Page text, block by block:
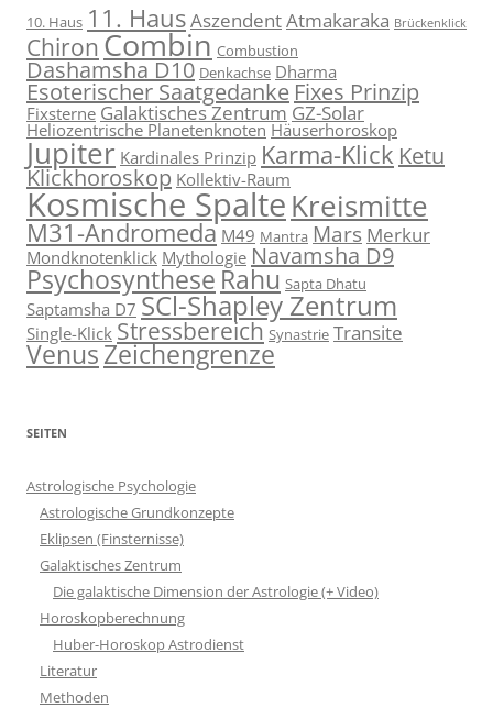
10. Haus 11. HausAszendentAtmakaraka Brückenklick
ChironCombin Combustion
Dashamsha D10 Denkachse Dharma
Esoterischer Saatgedanke Fixes Prinzip
FixsterneGalaktisches Zentrum GZ-Solar
Heliozentrische PlanetenknotenHäuserhoroskop
Jupiter Kardinales Prinzip Karma-Klick Ketu
Klickhoroskop Kollektiv-Raum
Kosmische SpalteKreismitte
M31-Andromeda M49 Mantra Mars Merkur
Mondknotenklick Mythologie Navamsha D9
Psychosynthese Rahu Sapta Dhatu
Saptamsha D7 SCl-Shapley Zentrum
Single-Klick Stressbereich Synastrie Transite
VenusZeichengrenze
SEITEN
Astrologische Psychologie
Astrologische Grundkonzepte
Eklipsen (Finsternisse)
Galaktisches Zentrum
Die galaktische Dimension der Astrologie (+ Video)
Horoskopberechnung
Huber-Horoskop Astrodienst
Literatur
Methoden